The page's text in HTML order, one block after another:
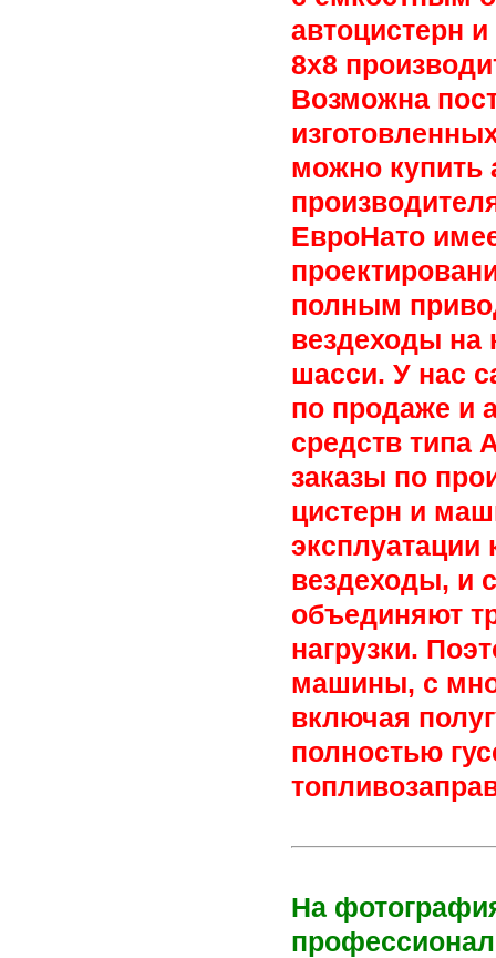
автоцистерн
8х8
Возможна
можно купить
ЕвроНато
полным
вездеходы на
шасси. У нас
по продаже и
средств
заказы по
цистерн и
эксплуатации
вездеходы, и
объединяют
нагрузки.
машины, с
включая
полностью
На